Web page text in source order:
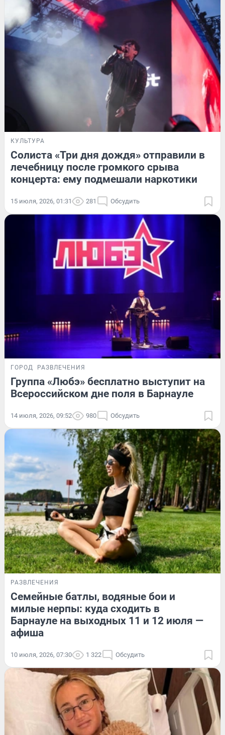
КУЛЬТУРА
Солиста «Три дня дождя» отправили в
лечебницу после громкого срыва
концерта: ему подмешали наркотики
15 июля, 2026, 01:31 281 Обсудить
ГОРОД РАЗВЛЕЧЕНИЯ
Группа «Любэ» бесплатно выступит на
Всероссийском дне поля в Барнауле
14 июля, 2026, 09:52 980 Обсудить
РАЗВЛЕЧЕНИЯ
Семейные батлы, водяные бои и
милые нерпы: куда сходить в
Барнауле на выходных 11 и 12 июля —
афиша
10 июля, 2026, 07:30 1 322 Обсудить